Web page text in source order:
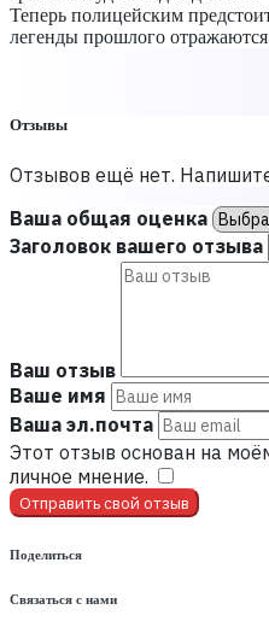
Теперь полицейским
легенды прошлого
Отзывы
Отзывов ещё нет.
Ваша общая оценка
Заголовок вашего отзыва
Ваш отзыв
Ваше имя
Ваша эл.почта
Этот отзыв основан на
личное мнение.
Отправить свой отзыв
Поделиться
Связаться с нами